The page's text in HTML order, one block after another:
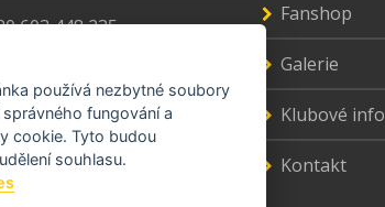
603 448 235
Fanshop
Galerie
Klubové info
Kontakt
používá nezbytné soubory
fungování a
cookie. Tyto budou
souhlasu.